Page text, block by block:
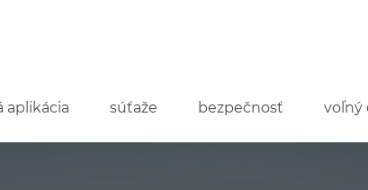
aplikácia súťaže bezpečnosť voľný